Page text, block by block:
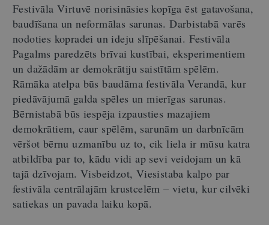
Festivāla Virtuvē norisināsies kopīga ēst gatavošana,
baudīšana un neformālas sarunas. Darbistabā varēs
nodoties kopradei un ideju slīpēšanai. Festivāla
Pagalms paredzēts brīvai kustībai, eksperimentiem
un dažādām ar demokrātiju saistītām spēlēm.
Rāmāka atelpa būs baudāma festivāla Verandā, kur
piedāvājumā galda spēles un mierīgas sarunas.
Bērnistabā būs iespēja izpausties mazajiem
demokrātiem, caur spēlēm, sarunām un darbnīcām
vēršot bērnu uzmanību uz to, cik liela ir mūsu katra
atbildība par to, kādu vidi ap sevi veidojam un kā
tajā dzīvojam. Visbeidzot, Viesistaba kalpo par
festivāla centrālajām krustcelēm – vietu, kur cilvēki
satiekas un pavada laiku kopā.